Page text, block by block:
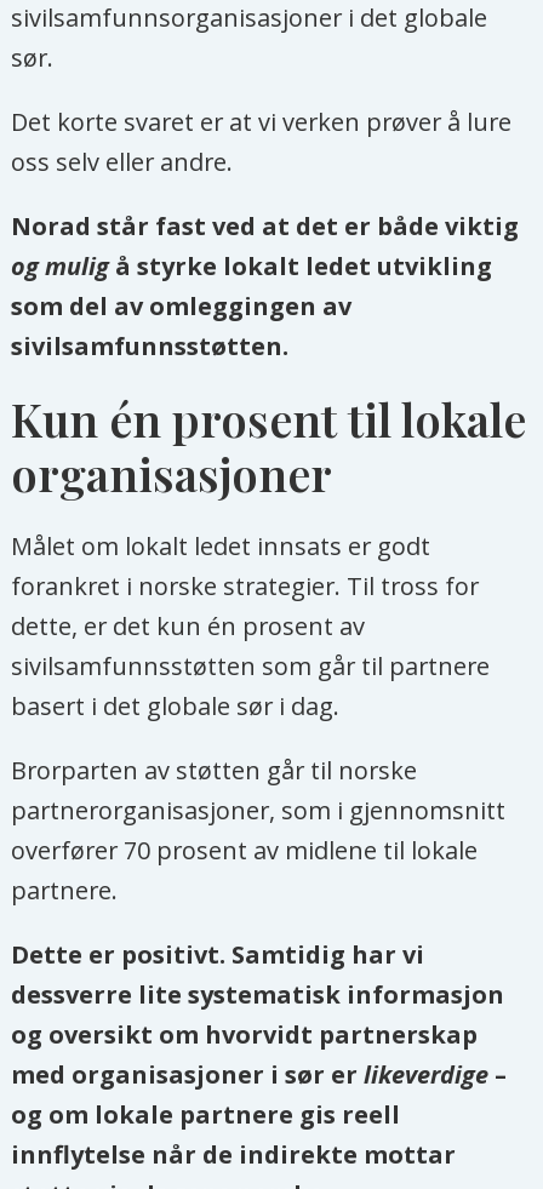
sivilsamfunnsorganisasjoner i det globale
sør.
Det korte svaret er at vi verken prøver å lure
oss selv eller andre.
Norad står fast ved at det er både viktig
og muligå styrke lokalt ledet utvikling
som del av omleggingen av
sivilsamfunnsstøtten.
Kun én prosent til lokale
organisasjoner
Målet om lokalt ledet innsats er godt
forankret i norske strategier. Til tross for
dette, er det kun én prosent av
sivilsamfunnsstøtten som går til partnere
basert i det globale sør i dag.
Brorparten av støtten går til norske
partnerorganisasjoner, som i gjennomsnitt
overfører 70 prosent av midlene til lokale
partnere.
Dette er positivt. Samtidig har vi
dessverre lite systematisk informasjon
og oversikt om hvorvidt partnerskap
med organisasjoner i sør erlikeverdige –
og om lokale partnere gis reell
innflytelse når de indirekte mottar